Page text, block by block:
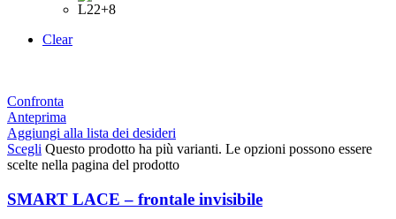
Clear
Confronta
Anteprima
Aggiungi alla lista dei desideri
Scegli Questo prodotto ha più varianti. Le opzioni possono essere
scelte nella pagina del prodotto
SMART LACE – frontale invisibile